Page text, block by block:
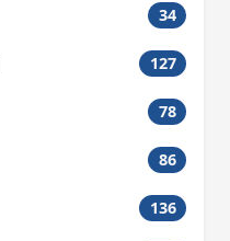
34
127
78
86
136